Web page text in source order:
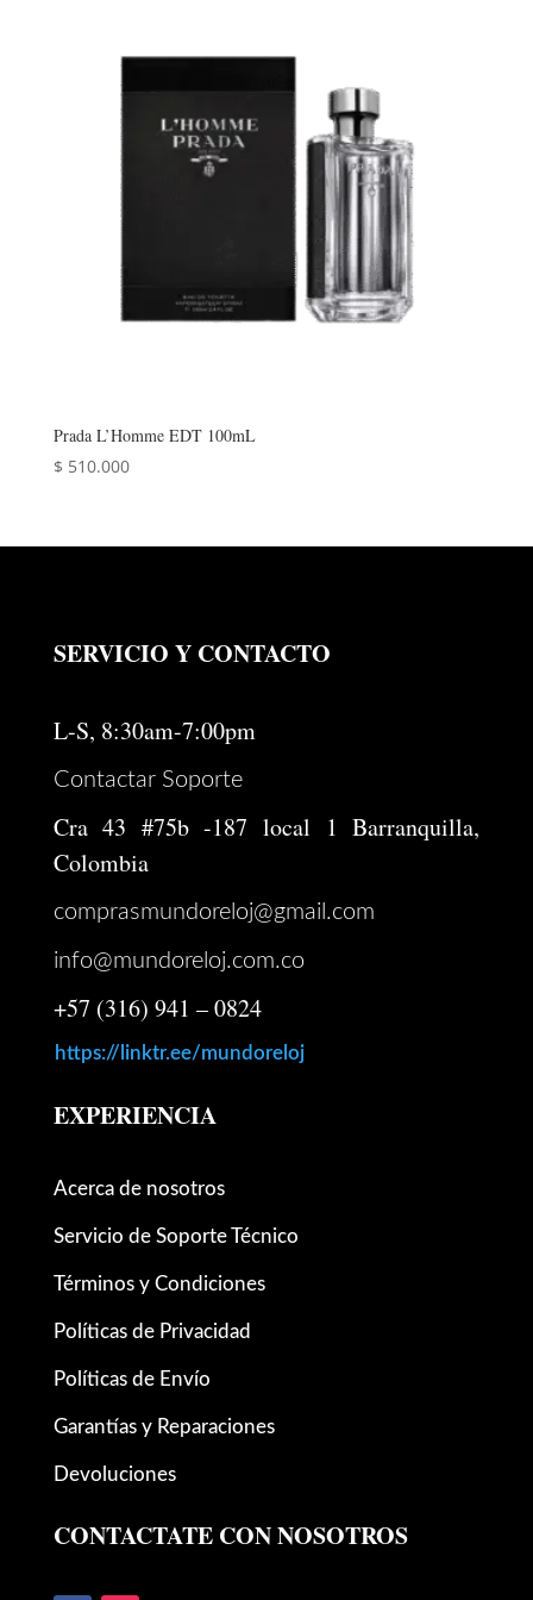
Prada L’Homme EDT 100mL
$ 510.000
SERVICIO Y CONTACTO
L-S, 8:30am-7:00pm
Contactar Soporte
Cra 43 #75b -187 local 1 Barranquilla,
Colombia
comprasmundoreloj@gmail.com
info@mundoreloj.com.co
+57 (316) 941 – 0824
https://linktr.ee/mundoreloj
EXPERIENCIA
Acerca de nosotros
Servicio de Soporte Técnico
Términos y Condiciones
Políticas de Privacidad
Políticas de Envío
Garantías y Reparaciones
Devoluciones
CONTACTATE CON NOSOTROS